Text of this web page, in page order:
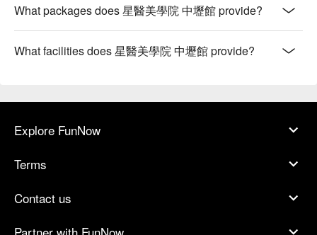
What packages does 星醫美學院 中壢館 provide?
What facilities does 星醫美學院 中壢館 provide?
Explore FunNow
Terms
Contact us